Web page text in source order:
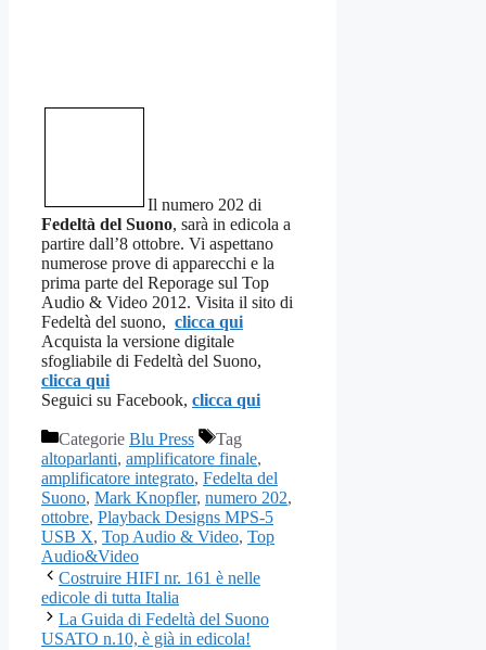
Il numero 202 di
Fedeltà del Suono, sarà in edicola a
partire dall’8 ottobre. Vi aspettano
numerose prove di apparecchi e la
prima parte del Reporage sul Top
Audio & Video 2012. Visita il sito di
Fedeltà del suono, clicca qui
Acquista la versione digitale
sfogliabile di Fedeltà del Suono,
clicca qui
Seguici su Facebook, clicca qui
Categorie Blu Press
Tag
altoparlanti, amplificatore finale,
amplificatore integrato, Fedelta del
Suono, Mark Knopfler, numero 202,
ottobre, Playback Designs MPS-5
USB X, Top Audio & Video, Top
Audio&Video
Costruire HIFI nr. 161 è nelle
edicole di tutta Italia
La Guida di Fedeltà del Suono
USATO n.10, è già in edicola!